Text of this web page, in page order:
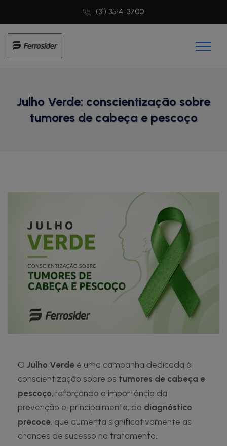
(31) 3514-3700
Julho Verde: conscientização sobre
tumores de cabeça e pescoço
O Julho Verde é uma campanha dedicada à
conscientização sobre os tumores de cabeça e
pescoço, reforçando a importância da
prevenção e, principalmente, do diagnóstico
precoce, que aumenta significativamente as
chances de sucesso no tratamento.